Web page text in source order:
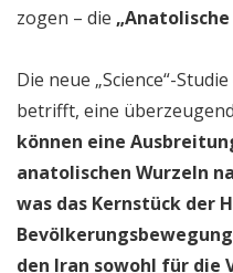
zogen – die
Die neue „Science“-
betrifft, eine
können eine
anatolischen Wurzeln
was das Kernstück der
den Iran sowohl für die